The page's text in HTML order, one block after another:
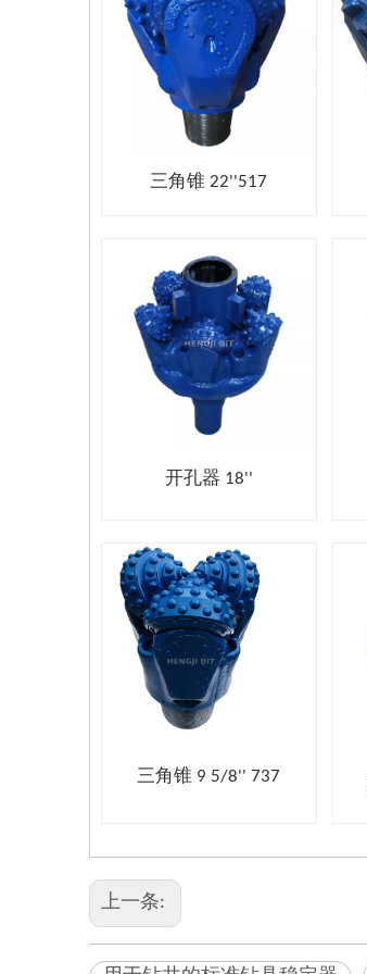
三角锥 22''517
开孔器 18''
三角锥 9 5/8'' 737
上一条: